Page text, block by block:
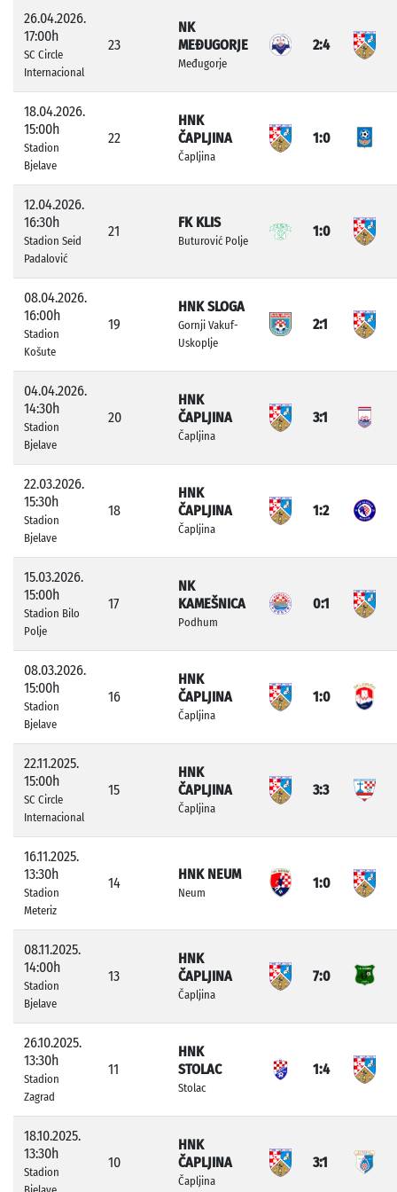
26.04.2026.
17:00h
SC Circle
Internacional
23
NK
MEĐUGORJE
Međugorje
2:4
18.04.2026.
15:00h
Stadion
Bjelave
22
HNK
ČAPLJINA
Čapljina
1:0
12.04.2026.
16:30h
Stadion Seid
Padalović
21
FK KLIS
Buturović Polje
1:0
08.04.2026.
16:00h
Stadion
Košute
19
HNK SLOGA
Gornji Vakuf-
Uskoplje
2:1
04.04.2026.
14:30h
Stadion
Bjelave
20
HNK
ČAPLJINA
Čapljina
3:1
22.03.2026.
15:30h
Stadion
Bjelave
18
HNK
ČAPLJINA
Čapljina
1:2
15.03.2026.
15:00h
Stadion Bilo
Polje
17
NK
KAMEŠNICA
Podhum
0:1
08.03.2026.
15:00h
Stadion
Bjelave
16
HNK
ČAPLJINA
Čapljina
1:0
22.11.2025.
15:00h
SC Circle
Internacional
15
HNK
ČAPLJINA
Čapljina
3:3
16.11.2025.
13:30h
Stadion
Meteriz
14
HNK NEUM
Neum
1:0
08.11.2025.
14:00h
Stadion
Bjelave
13
HNK
ČAPLJINA
Čapljina
7:0
26.10.2025.
13:30h
Stadion
Zagrad
11
HNK
STOLAC
Stolac
1:4
18.10.2025.
13:30h
Stadion
10
HNK
ČAPLJINA
Čapljina
3:1